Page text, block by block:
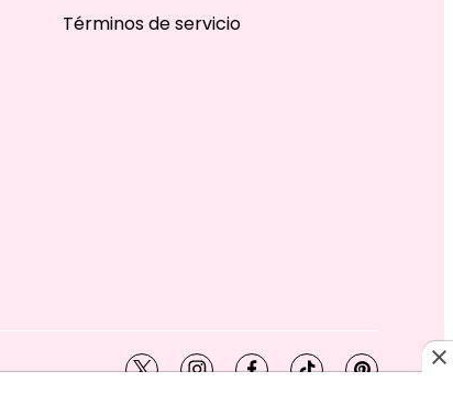
Términos de servicio
twitterinstagramfacebook
tiktokpinterest